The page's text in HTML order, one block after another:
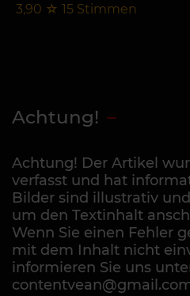
3,90 ☆ 15 Stimmen
Achtung!
Achtung! Der Artikel
verfasst und hat
Bilder sind illustrativ
um den Textinhalt
Wenn Sie einen Fehler
mit dem Inhalt nicht
informieren Sie uns